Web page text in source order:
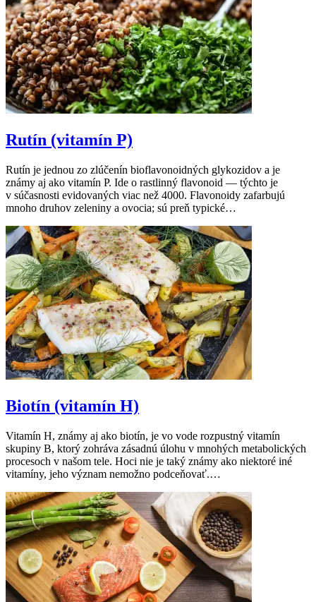
Rutín (vitamín P)
Rutín je jednou zo zlúčenín bioflavonoidných glykozidov a je
známy aj ako vitamín P. Ide o rastlinný flavonoid — týchto je
v súčasnosti evidovaných viac než 4000. Flavonoidy zafarbujú
mnoho druhov zeleniny a ovocia; sú preň typické…
Biotín (vitamín H)
Vitamín H, známy aj ako biotín, je vo vode rozpustný vitamín
skupiny B, ktorý zohráva zásadnú úlohu v mnohých metabolických
procesoch v našom tele. Hoci nie je taký známy ako niektoré iné
vitamíny, jeho význam nemožno podceňovať.…